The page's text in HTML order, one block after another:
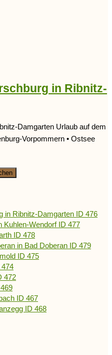
in Ribnitz-
Damgarten Urlaub auf dem
Vorpommern • Ostsee
in Ribnitz-Damgarten ID 476
Kuhlen-Wendorf ID 477
ID 478
in Bad Doberan ID 479
ID 475
472
ID 467
ID 468